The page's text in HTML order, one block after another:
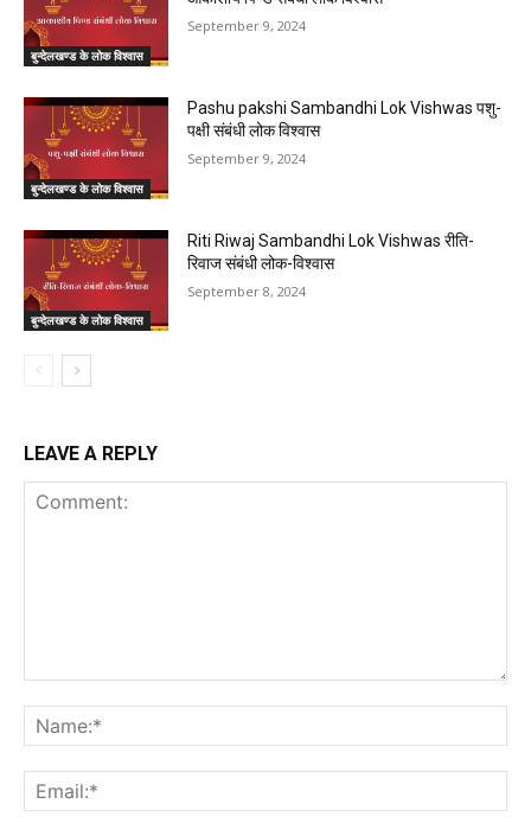
बुन्देलखण्ड के लोक विश्वास
September 9, 2024
बुन्देलखण्ड के लोक विश्वास
Pashu pakshi Sambandhi Lok Vishwas पशु-
पक्षी संबंधी लोक विश्वास
September 9, 2024
बुन्देलखण्ड के लोक विश्वास
Riti Riwaj Sambandhi Lok Vishwas रीति-
रिवाज संबंधी लोक-विश्वास
September 8, 2024
LEAVE A REPLY